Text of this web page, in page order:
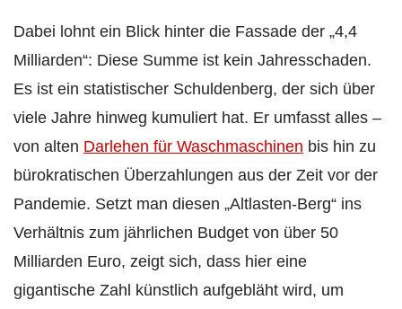
Dabei lohnt ein Blick hinter die Fassade der „4,4
Milliarden“: Diese Summe ist kein Jahresschaden.
Es ist ein statistischer Schuldenberg, der sich über
viele Jahre hinweg kumuliert hat. Er umfasst alles –
von alten Darlehen für Waschmaschinen bis hin zu
bürokratischen Überzahlungen aus der Zeit vor der
Pandemie. Setzt man diesen „Altlasten-Berg“ ins
Verhältnis zum jährlichen Budget von über 50
Milliarden Euro, zeigt sich, dass hier eine
gigantische Zahl künstlich aufgebläht wird, um